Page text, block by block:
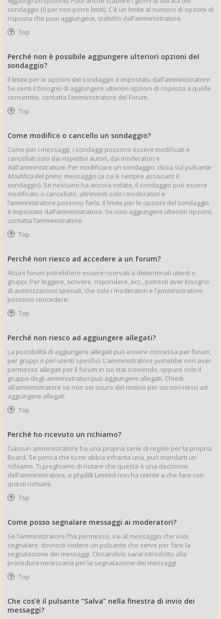
sondaggio (0 per non porre limiti). C’è un limite al numero di opzioni di
risposta che puoi aggiungere, stabilito dall’amministratore.
Top
Perché non è possibile aggiungere ulteriori opzioni del
sondaggio?
Il limite per le opzioni del sondaggio è impostato dall’amministratore.
Se senti il bisogno di aggiungere ulteriori opzioni di risposta a quelle
consentite, contatta l’amministratore del Forum.
Top
Come modifico o cancello un sondaggio?
Come per i messaggi, i sondaggi possono essere modificati e
cancellati solo dai rispettivi autori, dai moderatori e
dall’amministratore. Per modificare un sondaggio, clicca sul pulsante
Modificadel primo messaggio (a cui è sempre associato il
sondaggio). Se nessuno ha ancora votato, il sondaggio può essere
modificato o cancellato, altrimenti solo i moderatori e
l’amministratore possono farlo. Il limite per le opzioni del sondaggio
è impostato dall’amministratore. Se vuoi aggiungere ulteriori opzioni,
contatta l’amministratore.
Top
Perché non riesco ad accedere a un forum?
Alcuni forum potrebbero essere riservati a determinati utenti o
gruppi. Per leggere, scrivere, rispondere, ecc., potresti aver bisogno
di autorizzazioni speciali, che solo i moderatori e l’amministratore
possono concedere.
Top
Perché non riesco ad aggiungere allegati?
La possibilità di aggiungere allegati può essere concessa per forum,
per gruppi o per utenti specifici. L’amministratore potrebbe non aver
permesso allegati per il forum in cui stai scrivendo, oppure solo il
gruppo degli amministratori può aggiungere allegati. Chiedi
all’amministratore se non sei sicuro del motivo per cui non riesci ad
aggiungere allegati.
Top
Perché ho ricevuto un richiamo?
Ciascun amministratore ha una propria serie di regole per la propria
Board. Se pensa che tu ne abbia infranta una, può mandarti un
richiamo. Ti preghiamo di notare che questa è una decisione
dell’amministratore, e phpBB Limited non ha niente a che fare con
questi richiami.
Top
Come posso segnalare messaggi ai moderatori?
Se l’amministratore l’ha permesso, vai al messaggio che vuoi
segnalare: dovresti vedere un pulsante che serve per fare la
segnalazione dei messaggi. Cliccandolo sarai introdotto alla
procedura necessaria per la segnalazione dei messaggi.
Top
Che cos’è il pulsante “Salva” nella finestra di invio dei
messaggi?